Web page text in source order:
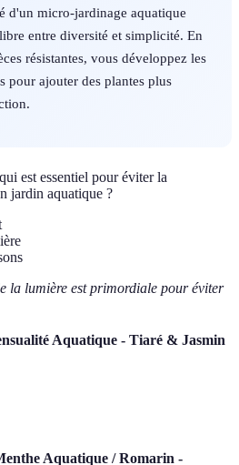
d'un micro-jardinage aquatique
entre diversité et simplicité. En
résistantes, vous développez les
pour ajouter des plantes plus
est essentiel pour éviter la
jardin aquatique ?
la lumière est primordiale pour éviter
Aquatique - Tiaré & Jasmin
Aquatique / Romarin -